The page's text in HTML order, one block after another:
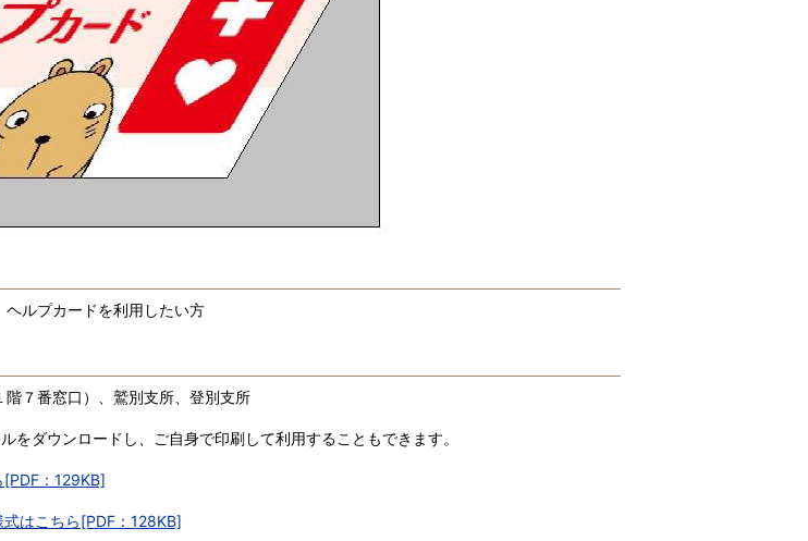
ルプカードを利用したい方
７番窓口）、鷲別支所、登別支所
をダウンロードし、ご自身で印刷して利用することもできます。
：129KB]
はこちら[PDF：128KB]